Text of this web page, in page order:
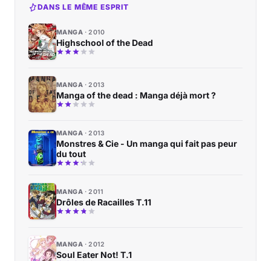
DANS LE MÊME ESPRIT
MANGA 2010
Highschool of the Dead
MANGA 2013
Manga of the dead : Manga déjà mort ?
MANGA 2013
Monstres & Cie - Un manga qui fait pas peur
du tout
MANGA 2011
Drôles de Racailles T.11
MANGA 2012
Soul Eater Not! T.1